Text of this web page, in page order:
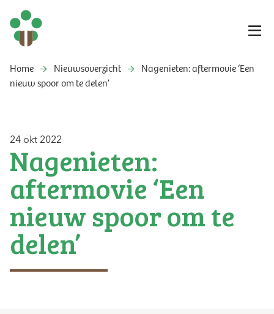
Home Nieuwsoverzicht
Nagenieten: aftermovie ‘Een
nieuw spoor om te delen’
24 okt 2022
Nagenieten:
aftermovie ‘Een
nieuw spoor om te
delen’